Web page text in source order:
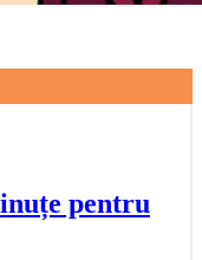
pentru